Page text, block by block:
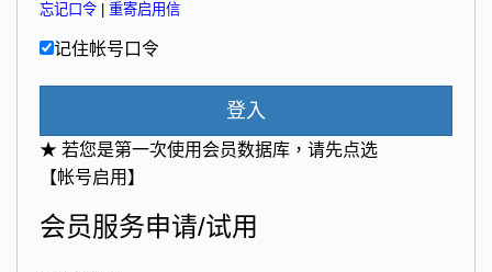
忘记口令 重寄启用信
记住帐号口令
登入
★ 若您是第一次使用会员数据库，请先点选
【帐号启用】
会员服务申请/试用